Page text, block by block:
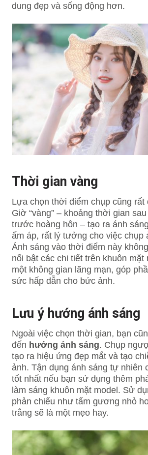
dung đẹp và sống động hơn.
Thời gian vàng
Lựa chọn thời điểm chụp cũng rất
Giờ “vàng” – khoảng thời gian
trước hoàng hôn – tạo ra ánh
ấm áp, rất lý tưởng cho việc chụp
Ánh sáng vào thời điểm này
nổi bật các chi tiết trên khuôn mặt
một không gian lãng mạn, góp
sức hấp dẫn cho bức ảnh.
Lưu ý hướng ánh sáng
Ngoài việc chọn thời gian, bạn
đến hướng ánh sáng. Chụp
tạo ra hiệu ứng đẹp mắt và tạo
ảnh. Tận dụng ánh sáng tự nhiên
tốt nhất nếu bạn sử dụng thêm
làm sáng khuôn mặt model. Sử
phản chiếu như tấm gương nhỏ
trắng sẽ là một mẹo hay.